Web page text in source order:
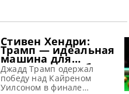
Стивен Хендри:
Трамп — идеальная
машина для
завоевания побед
Джадд Трамп одержал
победу над Кайреном
Уилсоном в финале